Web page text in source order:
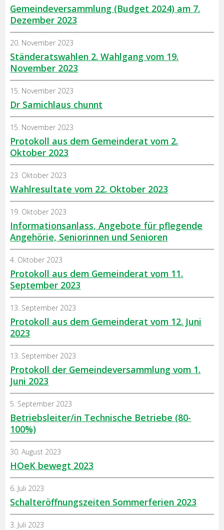
Gemeindeversammlung (Budget 2024) am 7.
Dezember 2023
Ständeratswahlen 2. Wahlgang vom 19.
November 2023
20. November 2023
Dr Samichlaus chunnt
15. November 2023
Protokoll aus dem Gemeinderat vom 2.
Oktober 2023
15. November 2023
Wahlresultate vom 22. Oktober 2023
23. Oktober 2023
Informationsanlass, Angebote für pflegende
Angehörie, Seniorinnen und Senioren
19. Oktober 2023
Protokoll aus dem Gemeinderat vom 11.
September 2023
4. Oktober 2023
Protokoll aus dem Gemeinderat vom 12. Juni
2023
13. September 2023
Protokoll der Gemeindeversammlung vom 1.
Juni 2023
13. September 2023
Betriebsleiter/in Technische Betriebe (80-
100%)
5. September 2023
HOeK bewegt 2023
30. August 2023
Schalteröffnungszeiten Sommerferien 2023
6. Juli 2023
3. Juli 2023